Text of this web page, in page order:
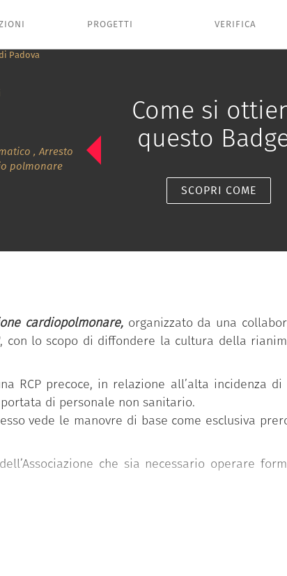
PROGETTI VERIFICA
Padova
,Arresto
polmonare
Come si
questo
SCOPRI COME
cardiopolmonare, organizzato da una
con lo scopo di diffondere la cultura della
RCP precoce, in relazione all’alta incidenza di
di personale non sanitario.
vede le manovre di base come esclusiva
che sia necessario operare